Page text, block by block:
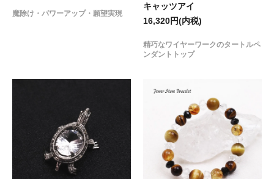
魔除け・パワーアップ・願望実現
キャッツアイ
16,320円(内税)
精巧なワイヤーワークのタートルペ
ンダントトップ